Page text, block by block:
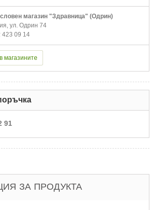
магазин "Здравница" (Одрин)
ул. Одрин 74
423 09 14
магазините
91
ЗА ПРОДУКТА